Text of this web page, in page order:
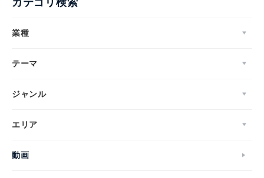
業種
テーマ
ジャンル
エリア
動画